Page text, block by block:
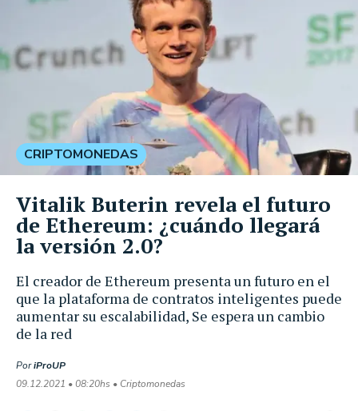
El creador de Ethereum presenta un futuro en el
que la plataforma de contratos inteligentes puede
aumentar su escalabilidad, Se espera un cambio
de la red
PoriProUP
09.12.2021 • 08:20hs • Criptomonedas
CRIPTOMONEDAS
Vitalik Buterin revela el futuro
de Ethereum: ¿cuándo llegará
la versión 2.0?